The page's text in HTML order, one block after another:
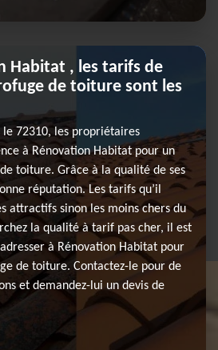
Habitat , les tarifs de
de toiture sont les
le 72310, les propriétaires
à Rénovation Habitat pour un
toiture. Grâce à la qualité de ses
réputation. Les tarifs qu’il
attractifs sinon les moins chers du
la qualité à tarif pas cher, il est
à Rénovation Habitat pour
de toiture. Contactez-le pour de
et demandez-lui un devis de